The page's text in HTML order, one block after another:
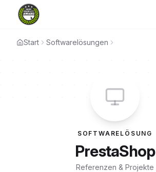
Start Softwarelösungen
SOFTWARELÖSUNG
PrestaShop
Referenzen & Projekte